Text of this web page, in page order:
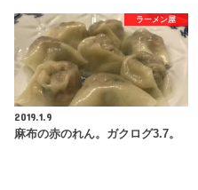
ラーメン屋
2019.1.9
麻布の赤のれん。ガクログ3.7。